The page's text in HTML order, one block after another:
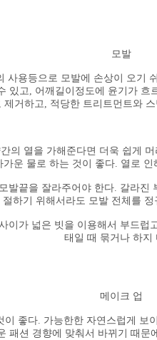
모발
용등으로 모발에 손상이 오
고, 어깨길이정도에 윤기가
거하고, 적당한 트리트먼트와
의 열을 가해준다면 더욱 쉽게
운 물로 하는 것이 좋다. 열로
끝을 잘라주어야 한다. 갈라
절하기 위해서라도 모발 전체를
가 넓은 빗을 이용해서 부드
태일 때 묶거나 하지
메이크 업
좋다. 가능한한 자연스럽게
패션 경향에 맞춰서 바뀌기 때